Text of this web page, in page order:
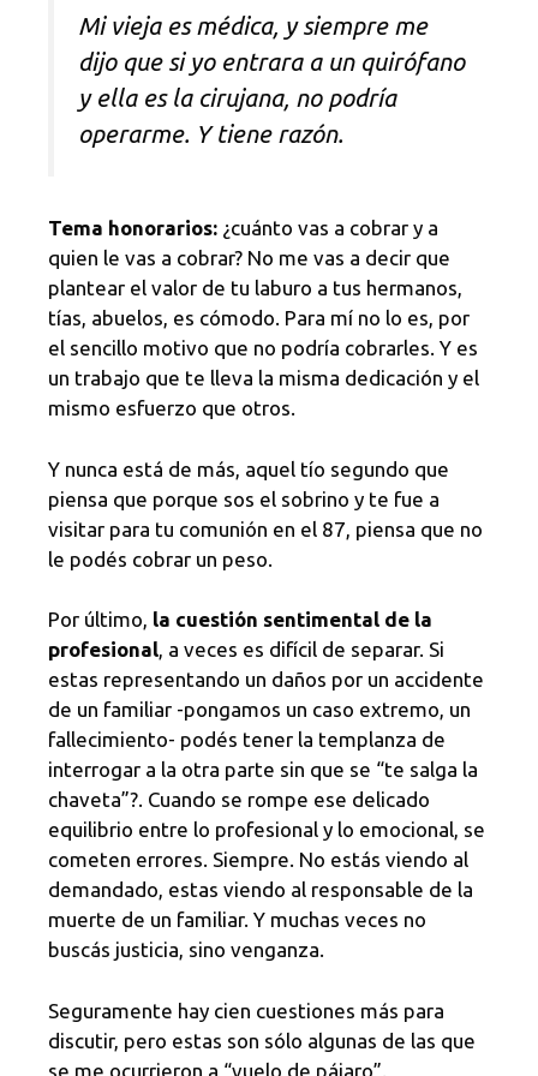
Mi vieja es médica, y siempre me
dijo que si yo entrara a un quirófano
y ella es la cirujana, no podría
operarme. Y tiene razón.
Tema honorarios: ¿cuánto vas a cobrar y a
quien le vas a cobrar? No me vas a decir que
plantear el valor de tu laburo a tus hermanos,
tías, abuelos, es cómodo. Para mí no lo es, por
el sencillo motivo que no podría cobrarles. Y es
un trabajo que te lleva la misma dedicación y el
mismo esfuerzo que otros.
Y nunca está de más, aquel tío segundo que
piensa que porque sos el sobrino y te fue a
visitar para tu comunión en el 87, piensa que no
le podés cobrar un peso.
Por último, la cuestión sentimental de la
profesional, a veces es difícil de separar. Si
estas representando un daños por un accidente
de un familiar -pongamos un caso extremo, un
fallecimiento- podés tener la templanza de
interrogar a la otra parte sin que se “te salga la
chaveta”?. Cuando se rompe ese delicado
equilibrio entre lo profesional y lo emocional, se
cometen errores. Siempre. No estás viendo al
demandado, estas viendo al responsable de la
muerte de un familiar. Y muchas veces no
buscás justicia, sino venganza.
Seguramente hay cien cuestiones más para
discutir, pero estas son sólo algunas de las que
se me ocurrieron a “vuelo de pájaro”.